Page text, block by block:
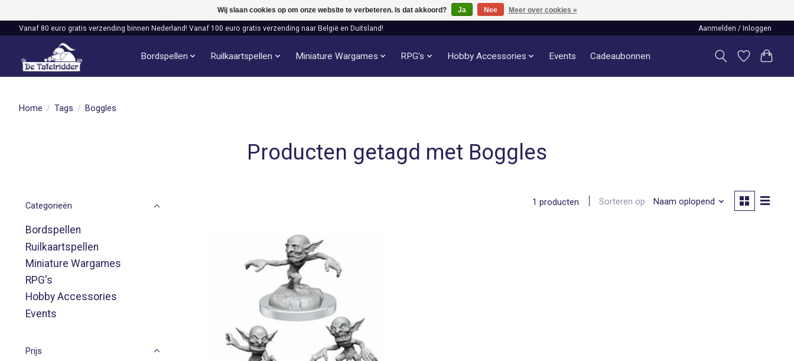
Vanaf 80 euro gratis verzending binnen Nederland! Vanaf 100 euro gratis verzending naar België en Duitsland! Aanmelden / Inloggen
Bordspellen Ruilkaartspellen Miniature Wargames RPG's Hobby Accessories Events Cadeaubonnen
Home / Tags / Boggles
Producten getagd met Boggles
Categorieën
Bordspellen
Ruilkaartspellen
Miniature Wargames
RPG's
Hobby Accessories
Events
Prijs
1 producten Sorteren op Naam oplopend
Wij slaan cookies op om onze website te verbeteren. Is dat akkoord? Ja Nee Meer over cookies »